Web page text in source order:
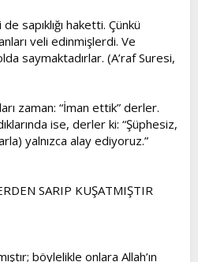
sapıklığı haketti. Çünkü
veli edinmişlerdi. Ve
saymaktadırlar. (A’raf Suresi,
zaman: “İman ettik” derler.
ise, derler ki: “Şüphesiz,
yalnızca alay ediyoruz.”
SARIP KUŞATMIŞTIR
böylelikle onlara Allah’ın